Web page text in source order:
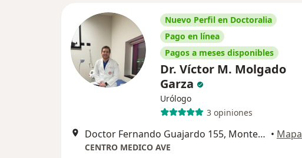
Nuevo Perfil en Doctoralia
Pago en línea
Pagos a meses disponibles
Dr. Víctor M. Molgado
Garza
Urólogo
3 opiniones
Doctor Fernando Guajardo 155, Monterrey • Mapa
CENTRO MEDICO AVE